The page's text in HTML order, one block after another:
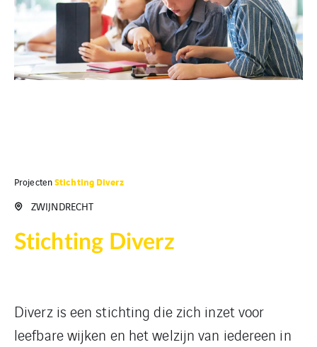
ProjectenStichting Diverz
ZWIJNDRECHT
Stichting Diverz
Diverz is een stichting die zich inzet voor
leefbare wijken en het welzijn van iedereen in